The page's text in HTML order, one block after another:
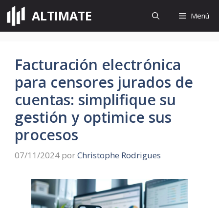
Saltar
contenido
ALTIMATE Menú
Facturación electrónica
para censores jurados de
cuentas: simplifique su
gestión y optimice sus
procesos
07/11/2024 porChristophe Rodrigues